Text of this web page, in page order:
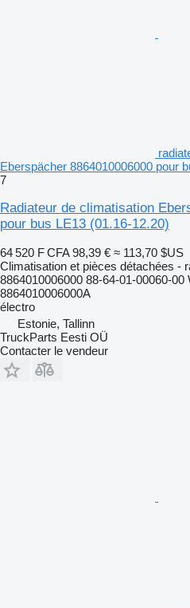
Eberspächer 8864010006000 pour
7
Radiateur de climatisation
pour bus LE13 (01.16-12.20)
64 520 F CFA 98,39 € ≈ 113,70 $US
Climatisation et pièces détachées -
8864010006000 88-64-01-00060-00
8864010006000A
électro
Estonie, Tallinn
TruckParts Eesti OÜ
Contacter le vendeur